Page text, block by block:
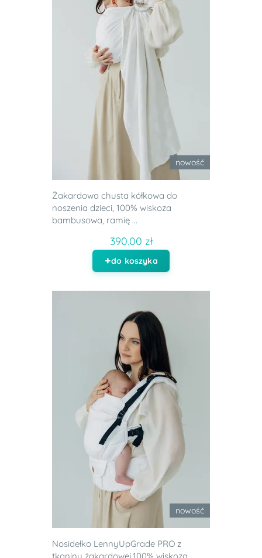
nowość
Żakardowa chusta kółkowa do
noszenia dzieci, 100% wiskoza
bambusowa, ramię ...
390.00 zł
do koszyka
nowość
Nosidełko LennyUpGrade PRO z